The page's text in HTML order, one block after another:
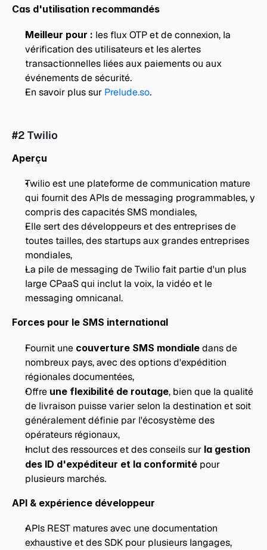
Cas d'utilisation recommandés
Meilleur pour : les flux OTP et de connexion, la
vérification des utilisateurs et les alertes
transactionnelles liées aux paiements ou aux
événements de sécurité.
En savoir plus sur Prelude.so.
#2 Twilio
Aperçu
Twilio est une plateforme de communication mature
qui fournit des APIs de messaging programmables, y
compris des capacités SMS mondiales,
Elle sert des développeurs et des entreprises de
toutes tailles, des startups aux grandes entreprises
mondiales,
La pile de messaging de Twilio fait partie d'un plus
large CPaaS qui inclut la voix, la vidéo et le
messaging omnicanal.
Forces pour le SMS international
Fournit une couverture SMS mondiale dans de
nombreux pays, avec des options d'expédition
régionales documentées,
Offre une flexibilité de routage, bien que la qualité
de livraison puisse varier selon la destination et soit
généralement définie par l'écosystème des
opérateurs régionaux,
Inclut des ressources et des conseils sur la gestion
des ID d'expéditeur et la conformité pour
plusieurs marchés.
API & expérience développeur
APIs REST matures avec une documentation
exhaustive et des SDK pour plusieurs langages,